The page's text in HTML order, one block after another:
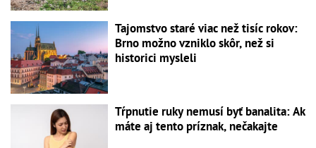
Tajomstvo staré viac než tisíc rokov:
Brno možno vzniklo skôr, než si
historici mysleli
Tŕpnutie ruky nemusí byť banalita: Ak
máte aj tento príznak, nečakajte